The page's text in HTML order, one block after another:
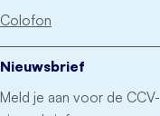
Colofon
Nieuwsbrief
Meld je aan voor de CCV-